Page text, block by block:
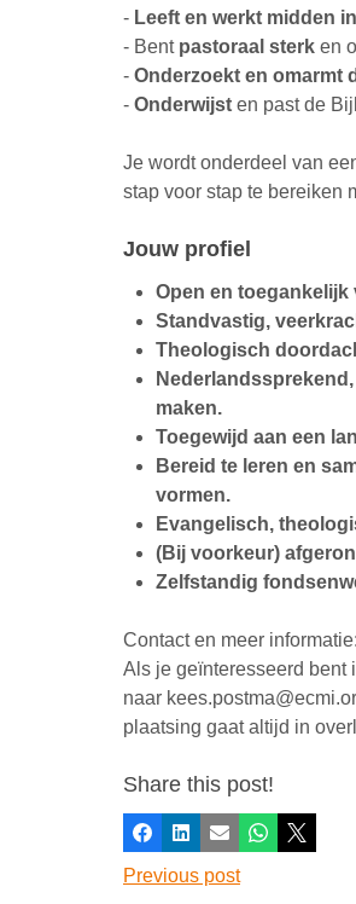
- Leeft en werkt midden
- Bent pastoraal sterk en
- Onderzoekt en omarmt
- Onderwijst en past de
Je wordt onderdeel van
stap voor stap te bereiken
Jouw profiel
Open en
Standvastig,
Theologisch
maken.
Toegewijd aan een
Bereid te leren en
vormen.
Evangelisch,
(Bij voorkeur)
Zelfstandig
Contact en meer informatie:
Als je geïnteresseerd bent
naar
plaatsing gaat altijd in
Share this post!
Facebook
LinkedInE-mailWhatsapp
X
Previous post